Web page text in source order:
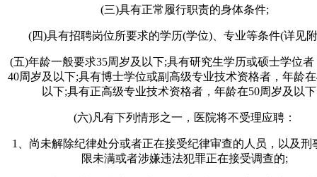
(三)具有正常履行职责的身体条件;
(四)具有招聘岗位所要求的学历(学位)、专业等条件(详见
(五)年龄一般要求35周岁及以下;具有研究生学历或硕士学位
40周岁及以下;具有博士学位或副高级专业技术资格者，年龄
以下;具有正高级专业技术资格者，年龄在50周岁及以
(六)凡有下列情形之一，医院将不受理应聘：
1、尚未解除纪律处分或者正在接受纪律审查的人员，以及刑
限未满或者涉嫌违法犯罪正在接受调查的;